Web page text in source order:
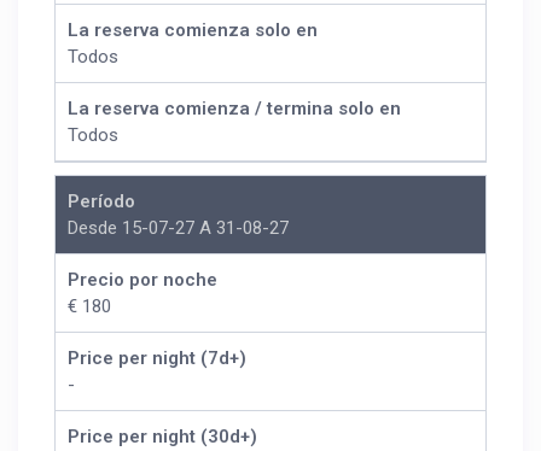
La reserva comienza solo en
Todos
La reserva comienza / termina solo en
Todos
Período
Desde 15-07-27 A 31-08-27
Precio por noche
€ 180
Price per night (7d+)
-
Price per night (30d+)